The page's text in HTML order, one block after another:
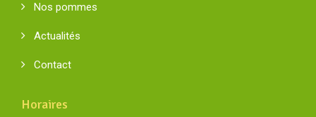
Nos pommes
Actualités
Contact
Horaires